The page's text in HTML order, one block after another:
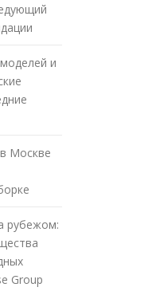
и
Москве
рубежом:
Group